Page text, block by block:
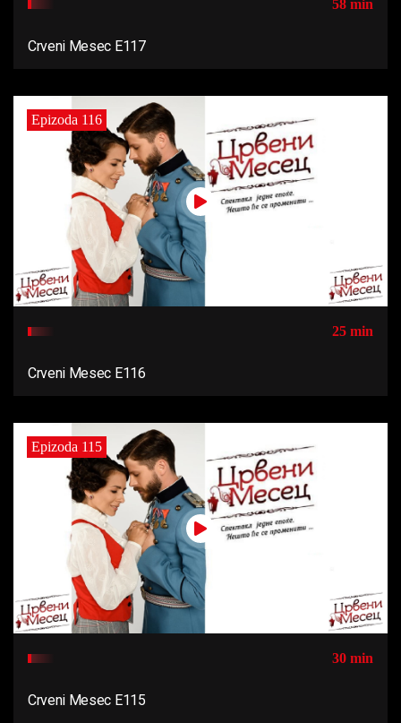
58 min
Crveni Mesec E117
Epizoda 116
25 min
Crveni Mesec E116
Epizoda 115
30 min
Crveni Mesec E115